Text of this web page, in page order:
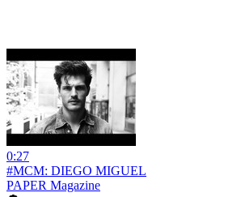
0:27
#MCM: DIEGO MIGUEL
PAPER Magazine